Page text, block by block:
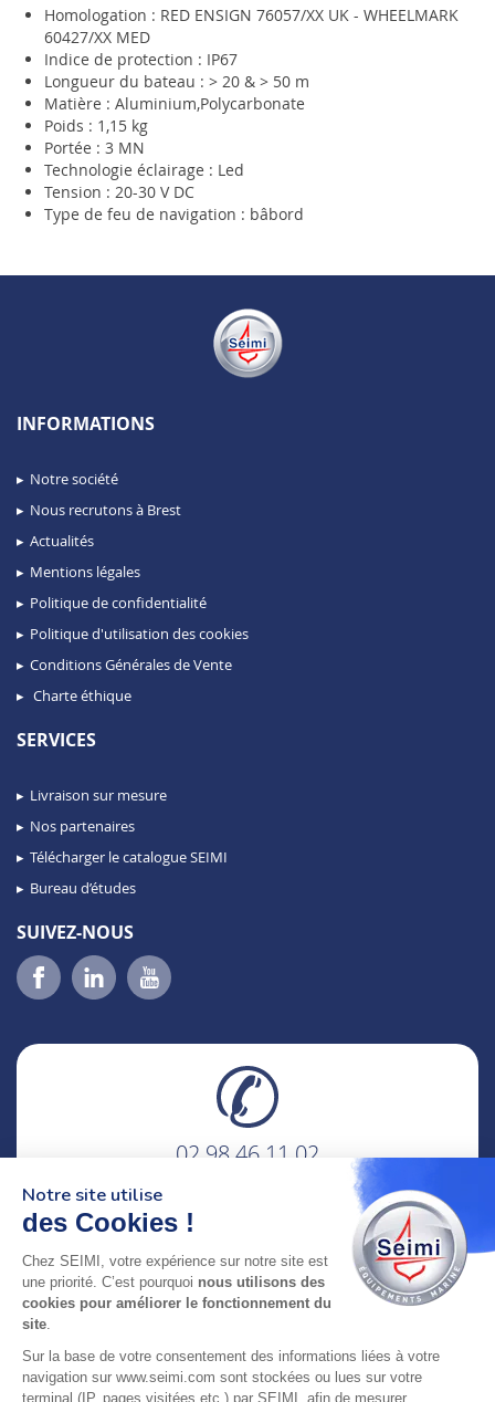
Homologation : RED ENSIGN 76057/XX UK - WHEELMARK
60427/XX MED
Indice de protection : IP67
Longueur du bateau : > 20 & > 50 m
Matière : Aluminium,Polycarbonate
Poids : 1,15 kg
Portée : 3 MN
Technologie éclairage : Led
Tension : 20-30 V DC
Type de feu de navigation : bâbord
INFORMATIONS
Notre société
Nous recrutons à Brest
Actualités
Mentions légales
Politique de confidentialité
Politique d'utilisation des cookies
Conditions Générales de Vente
Charte éthique
SERVICES
Livraison sur mesure
Nos partenaires
Télécharger le catalogue SEIMI
Bureau d’études
SUIVEZ-NOUS
02 98 46 11 02
adresse : 75 Rue Amiral Troude,
29200 Brest FRANCE
LABELLISÉE
Notre site utilise
des Cookies !
Chez SEIMI, votre expérience sur notre site est
une priorité. C’est pourquoi nous utilisons des
cookies pour améliorer le fonctionnement du
site.
Sur la base de votre consentement des informations liées à votre
navigation sur www.seimi.com sont stockées ou lues sur votre
terminal (IP, pages visitées etc.) par SEIMI, afin de mesurer